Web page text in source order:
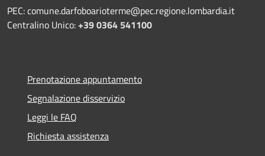
PEC: comune.darfoboarioterme@pec.regione.lombardia.it
Centralino Unico:+39 0364 541100
Prenotazione appuntamento
Segnalazione disservizio
Leggi le FAQ
Richiesta assistenza